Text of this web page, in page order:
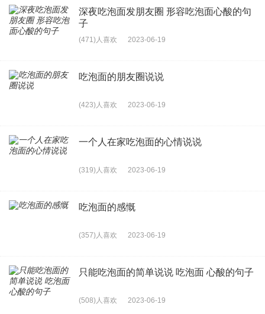
深夜吃泡面发朋友圈 形容吃泡面心酸的句
子
(471)人喜欢 2023-06-19
吃泡面的朋友圈说说
(423)人喜欢 2023-06-19
一个人在家吃泡面的心情说说
(319)人喜欢 2023-06-19
吃泡面的感慨
(357)人喜欢 2023-06-19
只能吃泡面的简单说说 吃泡面 心酸的句子
(508)人喜欢 2023-06-19